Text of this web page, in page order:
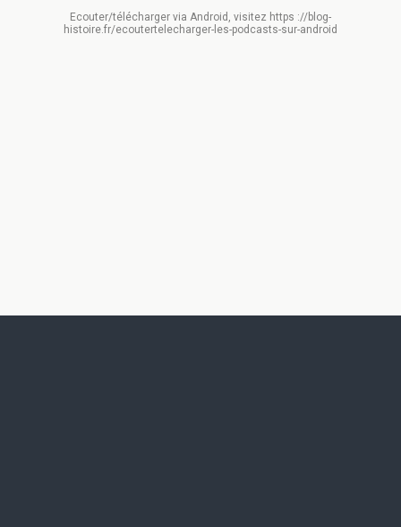
Ecouter/télécharger via Android, visitez https ://blog-
histoire.fr/ecoutertelecharger-les-podcasts-sur-android